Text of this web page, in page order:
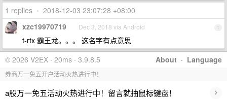
1 replies • 2018-12-03 23:07:28 +08:00
1
xzc19970719 Dec 3, 2018 via Android
t-rtx 霸王龙。。。 这名字有点意思
About · Language
© 2026 V2EX · 20ms · 3.9.8.5
券商万一免五开户活动火热进行中！
a股万一免五活动火热进行中！留言就抽鼠标键盘！ ›